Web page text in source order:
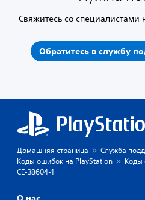
Свяжитесь со
Обратитесь в службу
Домашняя страница
Служба
Коды ошибок на PlayStation
Коды
CE-38604-1